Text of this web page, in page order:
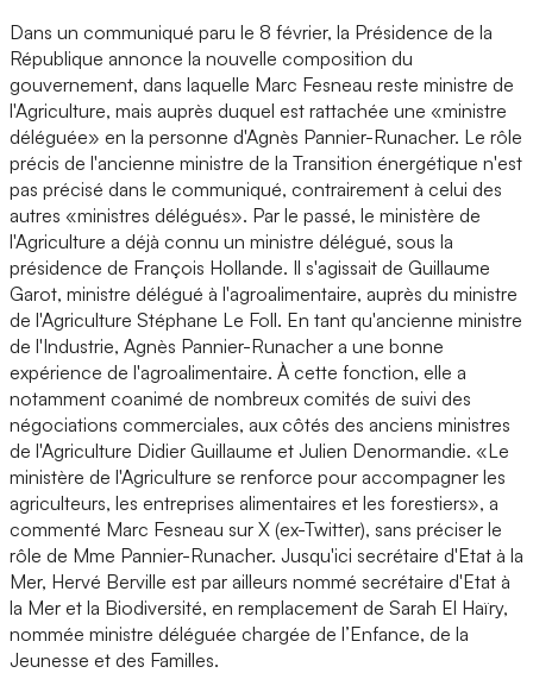
Dans un communiqué paru le 8 février, la Présidence de la
République annonce la nouvelle composition du
gouvernement, dans laquelle Marc Fesneau reste ministre de
l'Agriculture, mais auprès duquel est rattachée une «ministre
déléguée» en la personne d'Agnès Pannier-Runacher. Le rôle
précis de l'ancienne ministre de la Transition énergétique n'est
pas précisé dans le communiqué, contrairement à celui des
autres «ministres délégués». Par le passé, le ministère de
l'Agriculture a déjà connu un ministre délégué, sous la
présidence de François Hollande. Il s'agissait de Guillaume
Garot, ministre délégué à l'agroalimentaire, auprès du ministre
de l'Agriculture Stéphane Le Foll. En tant qu'ancienne ministre
de l'Industrie, Agnès Pannier-Runacher a une bonne
expérience de l'agroalimentaire. À cette fonction, elle a
notamment coanimé de nombreux comités de suivi des
négociations commerciales, aux côtés des anciens ministres
de l'Agriculture Didier Guillaume et Julien Denormandie. «Le
ministère de l'Agriculture se renforce pour accompagner les
agriculteurs, les entreprises alimentaires et les forestiers», a
commenté Marc Fesneau sur X (ex-Twitter), sans préciser le
rôle de Mme Pannier-Runacher. Jusqu'ici secrétaire d'Etat à la
Mer, Hervé Berville est par ailleurs nommé secrétaire d'Etat à
la Mer et la Biodiversité, en remplacement de Sarah El Haïry,
nommée ministre déléguée chargée de l’Enfance, de la
Jeunesse et des Familles.